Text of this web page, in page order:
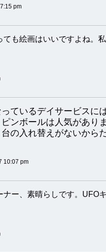
pm
ても絵画はいいですよね。
ているデイサービスに
ンボールは人気があり
の入れ替えがないから
10:07 pm
ナー、素晴らしです。UFO